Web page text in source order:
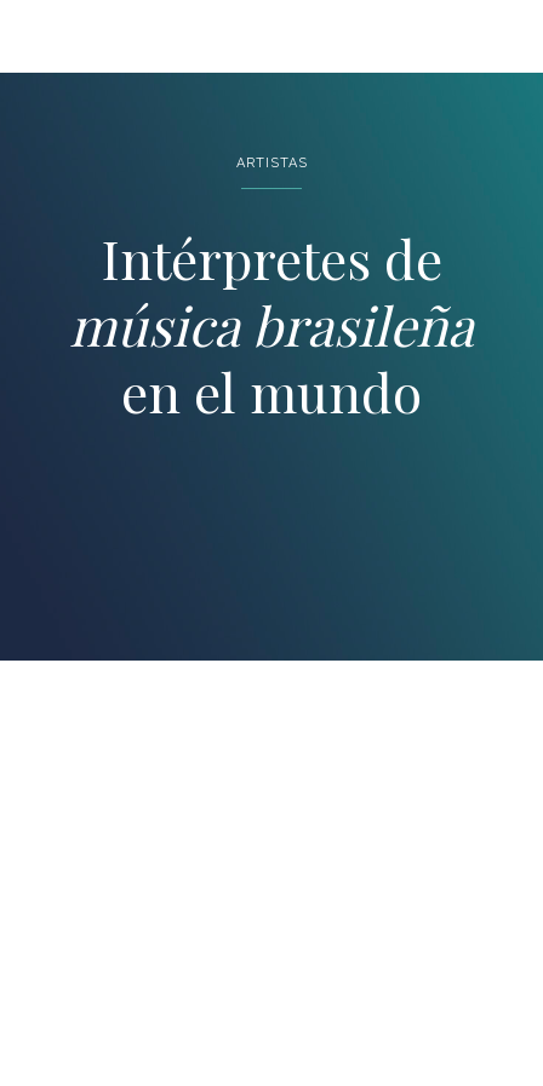
ARTISTAS
Intérpretes de
música brasileña
en el mundo